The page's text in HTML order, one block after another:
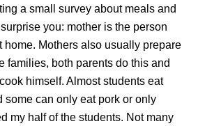
a small survey about meals and
you: mother is the person
home. Mothers also usually prepare
families, both parents do this and
himself. Almost students eat
some can only eat pork or only
my half of the students. Not many